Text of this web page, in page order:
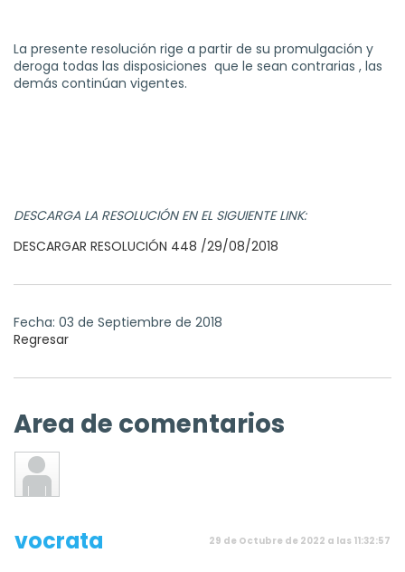
La presente resolución rige a partir de su promulgación y
deroga todas las disposiciones que le sean contrarias , las
demás continúan vigentes.
DESCARGA LA RESOLUCIÓN EN EL SIGUIENTE LINK:
DESCARGAR RESOLUCIÓN 448 /29/08/2018
Fecha: 03 de Septiembre de 2018
Regresar
Area de comentarios
vocrata 29 de Octubre de 2022 a las 11:32:57